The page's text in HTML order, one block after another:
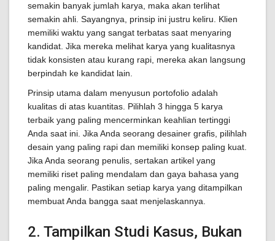
semakin banyak jumlah karya, maka akan terlihat
semakin ahli. Sayangnya, prinsip ini justru keliru. Klien
memiliki waktu yang sangat terbatas saat menyaring
kandidat. Jika mereka melihat karya yang kualitasnya
tidak konsisten atau kurang rapi, mereka akan langsung
berpindah ke kandidat lain.
Prinsip utama dalam menyusun portofolio adalah
kualitas di atas kuantitas. Pilihlah 3 hingga 5 karya
terbaik yang paling mencerminkan keahlian tertinggi
Anda saat ini. Jika Anda seorang desainer grafis, pilihlah
desain yang paling rapi dan memiliki konsep paling kuat.
Jika Anda seorang penulis, sertakan artikel yang
memiliki riset paling mendalam dan gaya bahasa yang
paling mengalir. Pastikan setiap karya yang ditampilkan
membuat Anda bangga saat menjelaskannya.
2. Tampilkan Studi Kasus, Bukan